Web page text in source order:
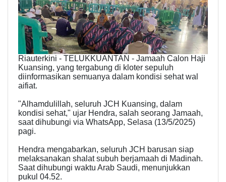
Riauterkini - TELUKKUANTAN - Jamaah Calon Haji
Kuansing, yang tergabung di kloter sepuluh
diinformasikan semuanya dalam kondisi sehat wal
aifiat.
"Alhamdulillah, seluruh JCH Kuansing, dalam
kondisi sehat," ujar Hendra, salah seorang Jamaah,
saat dihubungi via WhatsApp, Selasa (13/5/2025)
pagi.
Hendra mengabarkan, seluruh JCH barusan siap
melaksanakan shalat subuh berjamaah di Madinah.
Saat dihubungi waktu Arab Saudi, menunjukkan
pukul 04.52.